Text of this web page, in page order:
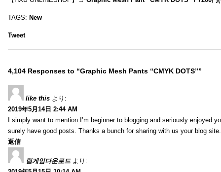
TAGS: New
Tweet
4,104 Responses to “Graphic Mesh Pants “CMYK DOTS””
like this より:
2019年5月14日 2:44 AM
I simply want to mention I’m beginner to blogging and seriously enjoyed
surely have good posts. Thanks a bunch for sharing with us your blog site.
返信
릴게임다운로드 より: